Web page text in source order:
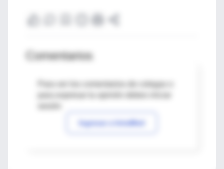
Comentarios
Para ver los comentarios de colegas o
Ingresar a IntraMed